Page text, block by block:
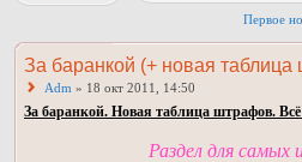
Первое
За баранкой (+ новая
Adm » 18 окт 2011, 14:50
За баранкой. Новая таблица штрафов.
Раздел для